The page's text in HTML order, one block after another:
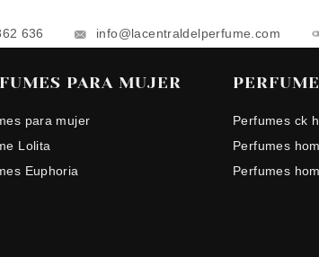
636 info@lacentraldelperfume.com
PARA MUJER
para mujer
Lolita
Euphoria
Perfumes ck
Perfumes
Perfumes